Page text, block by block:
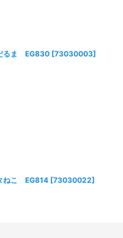
るま EG830 [73030003]
ねこ EG814 [73030022]